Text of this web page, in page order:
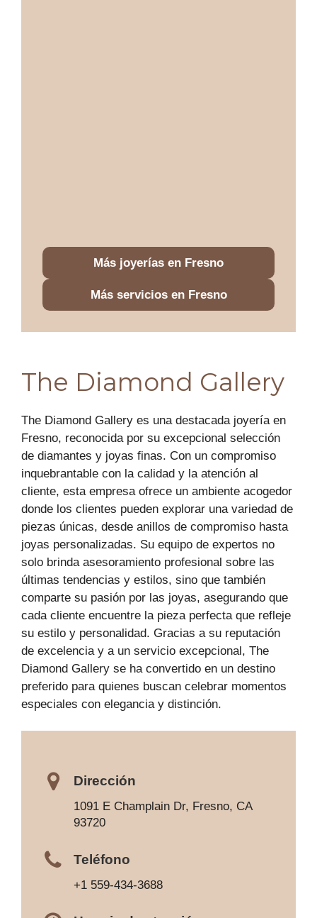
Más joyerías en Fresno
Más servicios en Fresno
The Diamond Gallery
The Diamond Gallery es una destacada joyería en
Fresno, reconocida por su excepcional selección
de diamantes y joyas finas. Con un compromiso
inquebrantable con la calidad y la atención al
cliente, esta empresa ofrece un ambiente acogedor
donde los clientes pueden explorar una variedad de
piezas únicas, desde anillos de compromiso hasta
joyas personalizadas. Su equipo de expertos no
solo brinda asesoramiento profesional sobre las
últimas tendencias y estilos, sino que también
comparte su pasión por las joyas, asegurando que
cada cliente encuentre la pieza perfecta que refleje
su estilo y personalidad. Gracias a su reputación
de excelencia y a un servicio excepcional, The
Diamond Gallery se ha convertido en un destino
preferido para quienes buscan celebrar momentos
especiales con elegancia y distinción.
Dirección
1091 E Champlain Dr, Fresno, CA
93720
Teléfono
+1 559-434-3688